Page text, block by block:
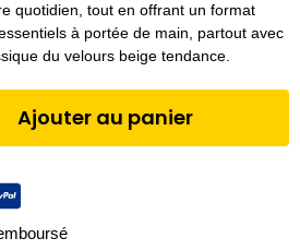
quotidien, tout en offrant un format
à portée de main, partout avec
du velours beige tendance.
Ajouter au panier